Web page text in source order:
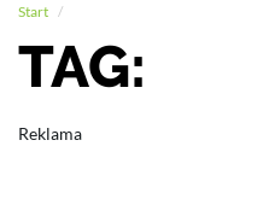
Start
TAG:
Reklama